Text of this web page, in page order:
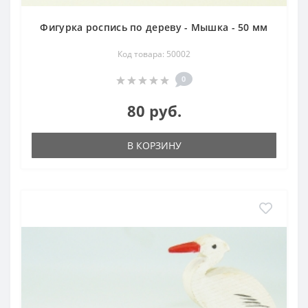
Фигурка роспись по дереву - Мышка - 50 мм
Код товара: 50002
0
80 руб.
В КОРЗИНУ